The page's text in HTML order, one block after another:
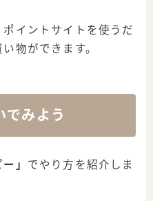
イントサイトを使うだ
物ができます。
でみよう
」 でやり方を紹介しま